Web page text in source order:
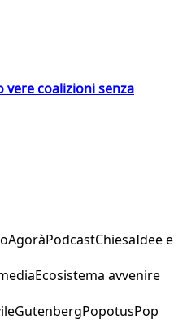
coalizioni senza
AgoràPodcastChiesaIdee e
Ecosistema avvenire
GutenbergPopotusPop